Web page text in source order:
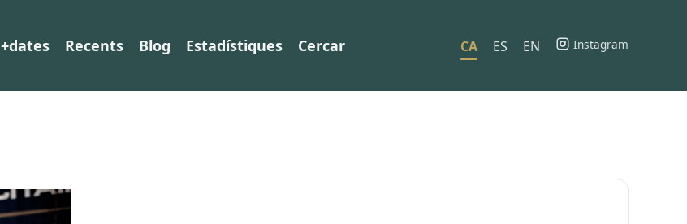
+dates Recents Blog Estadístiques Cercar CA ES EN Instagram